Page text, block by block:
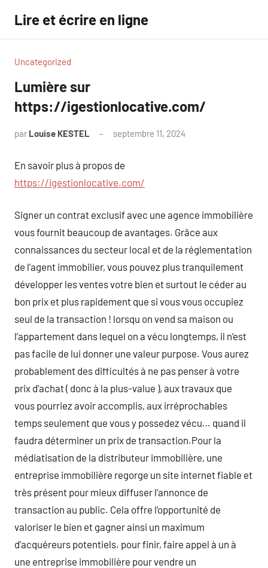
contenu
Lire et écrire en ligne
Uncategorized
Lumière sur
https://igestionlocative.com/
par Louise KESTEL septembre 11, 2024
En savoir plus à propos de
https://igestionlocative.com/
Signer un contrat exclusif avec une agence immobilière
vous fournit beaucoup de avantages. Grâce aux
connaissances du secteur local et de la réglementation
de l’agent immobilier, vous pouvez plus tranquilement
développer les ventes votre bien et surtout le céder au
bon prix et plus rapidement que si vous vous occupiez
seul de la transaction ! lorsqu on vend sa maison ou
l’appartement dans lequel on a vécu longtemps, il n’est
pas facile de lui donner une valeur purpose. Vous aurez
probablement des difficultés à ne pas penser à votre
prix d’achat ( donc à la plus-value ), aux travaux que
vous pourriez avoir accomplis, aux irréprochables
temps seulement que vous y possedez vécu… quand il
faudra déterminer un prix de transaction.Pour la
médiatisation de la distributeur immobilière, une
entreprise immobilière regorge un site internet fiable et
très présent pour mieux diffuser l’annonce de
transaction au public. Cela offre l’opportunité de
valoriser le bien et gagner ainsi un maximum
d’acquéreurs potentiels. pour finir, faire appel à un à
une entreprise immobilière pour vendre un